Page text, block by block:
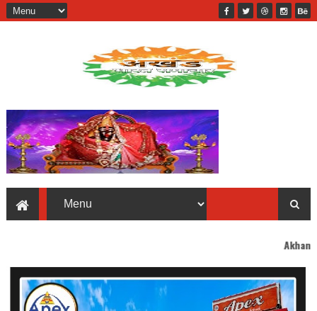
Akhand Bharat